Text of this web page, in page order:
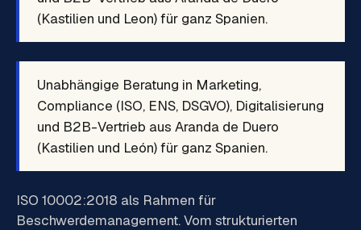
(Kastilien und Leon) für ganz Spanien.
Unabhängige Beratung in Marketing,
Compliance (ISO, ENS, DSGVO), Digitalisierung
und B2B-Vertrieb aus Aranda de Duero
(Kastilien und León) für ganz Spanien.
ISO 10002:2018 als Rahmen für
Beschwerdemanagement. Vom strukturierten